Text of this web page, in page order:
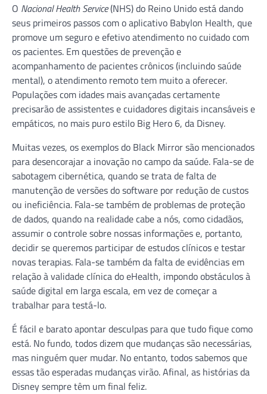
O Nacional Health Service(NHS) do Reino Unido está dando
seus primeiros passos com o aplicativo Babylon Health, que
promove um seguro e efetivo atendimento no cuidado com
os pacientes. Em questões de prevenção e
acompanhamento de pacientes crônicos (incluindo saúde
mental), o atendimento remoto tem muito a oferecer.
Populações com idades mais avançadas certamente
precisarão de assistentes e cuidadores digitais incansáveis e
empáticos, no mais puro estilo Big Hero 6, da Disney.
Muitas vezes, os exemplos do Black Mirror são mencionados
para desencorajar a inovação no campo da saúde. Fala-se de
sabotagem cibernética, quando se trata de falta de
manutenção de versões do software por redução de custos
ou ineficiência. Fala-se também de problemas de proteção
de dados, quando na realidade cabe a nós, como cidadãos,
assumir o controle sobre nossas informações e, portanto,
decidir se queremos participar de estudos clínicos e testar
novas terapias. Fala-se também da falta de evidências em
relação à validade clínica do eHealth, impondo obstáculos à
saúde digital em larga escala, em vez de começar a
trabalhar para testá-lo.
É fácil e barato apontar desculpas para que tudo fique como
está. No fundo, todos dizem que mudanças são necessárias,
mas ninguém quer mudar. No entanto, todos sabemos que
essas tão esperadas mudanças virão. Afinal, as histórias da
Disney sempre têm um final feliz.